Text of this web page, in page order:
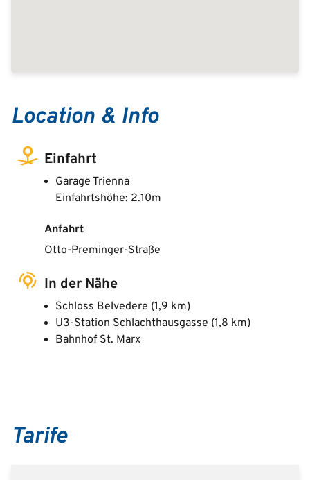
Location & Info
Einfahrt
Garage Trienna
Einfahrtshöhe: 2.10m
Anfahrt
Otto-Preminger-Straße
In der Nähe
Schloss Belvedere (1,9 km)
U3-Station Schlachthausgasse (1,8 km)
Bahnhof St. Marx
Tarife